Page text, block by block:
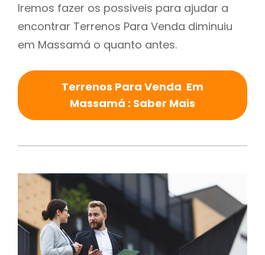
Iremos fazer os possiveis para ajudar a
encontrar Terrenos Para Venda diminuiu
em Massamá o quanto antes.
Terrenos Para Venda Em
Massamá : Saber Mais